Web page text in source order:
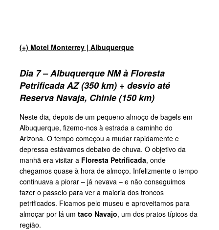
(+) Motel Monterrey | Albuquerque
Dia 7 – Albuquerque NM à Floresta
Petrificada AZ (350 km) + desvio até
Reserva Navaja, Chinle (150 km)
Neste dia, depois de um pequeno almoço de bagels em
Albuquerque, fizemo-nos à estrada a caminho do
Arizona. O tempo começou a mudar rapidamente e
depressa estávamos debaixo de chuva. O objetivo da
manhã era visitar a Floresta Petrificada, onde
chegamos quase à hora de almoço. Infelizmente o tempo
continuava a piorar – já nevava – e não conseguimos
fazer o passeio para ver a maioria dos troncos
petrificados. Ficamos pelo museu e aproveitamos para
almoçar por lá um taco Navajo, um dos pratos típicos da
região.